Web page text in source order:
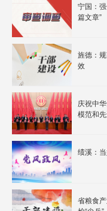
宁国：
篇文章”
旌德：
效
庆祝中
模范和
绩溪：当
省粮食